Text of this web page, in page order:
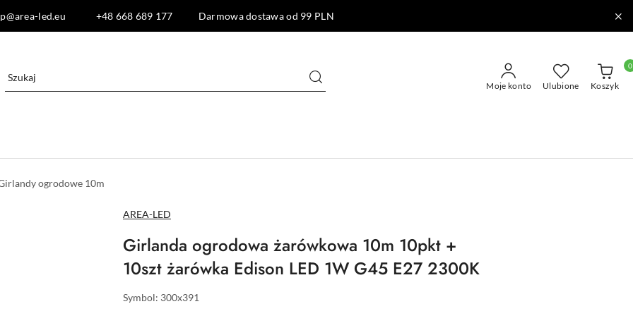
led.eu +48 668 689 177 Darmowa dostawa od 99 PLN
Moje konto Ulubione Koszyk
0
ogrodowe 10m
NAZWA
PRODUCENTA:
AREA-LED
Girlanda ogrodowa żarówkowa 10m 10pkt +
10szt żarówka Edison LED 1W G45 E27 2300K
Symbol: 300x391